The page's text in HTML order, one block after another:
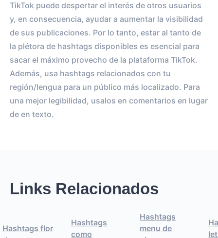
TikTok puede despertar el interés de otros usuarios
y, en consecuencia, ayudar a aumentar la visibilidad
de sus publicaciones. Por lo tanto, estar al tanto de
la plétora de hashtags disponibles es esencial para
sacar el máximo provecho de la plataforma TikTok.
Además, usa hashtags relacionados con tu
región/lengua para un público más localizado. Para
una mejor legibilidad, usalos en comentarios en lugar
de en texto.
Links Relacionados
Hashtags flor
Hashtags
como
Hashtags
menu de